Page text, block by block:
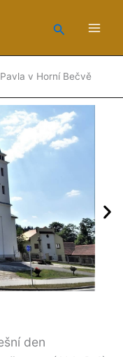
Hledat
v Horní Bečvě
den